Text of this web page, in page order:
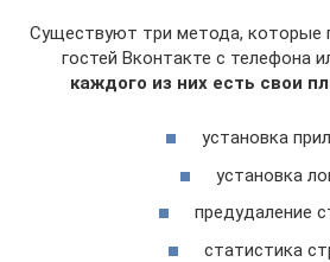
Существуют три метода, которые
гостей Вконтакте с телефона
каждого из них есть свои
установка
установка
предудаление
статистика